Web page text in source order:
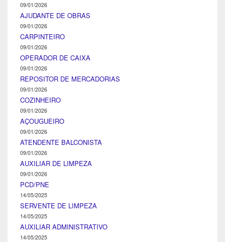
09/01/2026
AJUDANTE DE OBRAS
09/01/2026
CARPINTEIRO
09/01/2026
OPERADOR DE CAIXA
09/01/2026
REPOSITOR DE MERCADORIAS
09/01/2026
COZINHEIRO
09/01/2026
AÇOUGUEIRO
09/01/2026
ATENDENTE BALCONISTA
09/01/2026
AUXILIAR DE LIMPEZA
09/01/2026
PCD/PNE
14/05/2025
SERVENTE DE LIMPEZA
14/05/2025
AUXILIAR ADMINISTRATIVO
14/05/2025